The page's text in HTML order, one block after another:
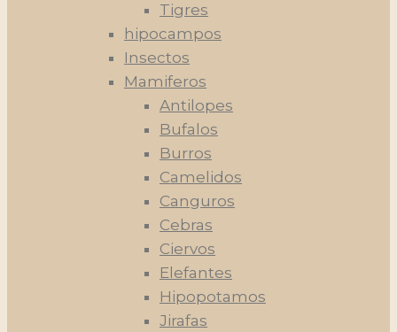
Tigres
hipocampos
Insectos
Mamiferos
Antilopes
Bufalos
Burros
Camelidos
Canguros
Cebras
Ciervos
Elefantes
Hipopotamos
Jirafas